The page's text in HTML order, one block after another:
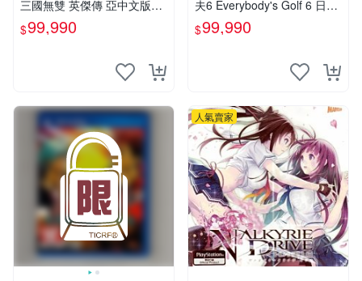
三國無雙 英傑傳 亞中文版
【台中恐龍電玩】
$99,990
夫6 Everybody's Golf 6 日文
版 【台中恐龍電玩】
$99,990
人氣賣家